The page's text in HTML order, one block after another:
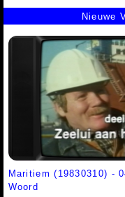
Nieuwe
Maritiem (19830310) -
Woord